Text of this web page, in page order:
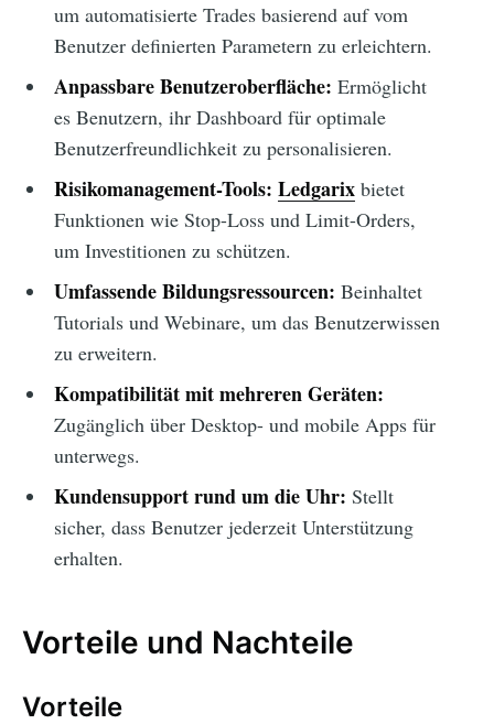
um automatisierte Trades basierend auf vom
Benutzer definierten Parametern zu erleichtern.
Anpassbare Benutzeroberfläche: Ermöglicht
es Benutzern, ihr Dashboard für optimale
Benutzerfreundlichkeit zu personalisieren.
Risikomanagement-Tools: Ledgarixbietet
Funktionen wie Stop-Loss und Limit-Orders,
um Investitionen zu schützen.
Umfassende Bildungsressourcen: Beinhaltet
Tutorials und Webinare, um das Benutzerwissen
zu erweitern.
Kompatibilität mit mehreren Geräten:
Zugänglich über Desktop- und mobile Apps für
unterwegs.
Kundensupport rund um die Uhr: Stellt
sicher, dass Benutzer jederzeit Unterstützung
erhalten.
Vorteile und Nachteile
Vorteile